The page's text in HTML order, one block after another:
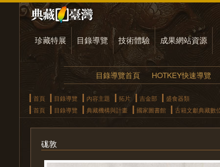
珍藏特展 目錄導覽 技術體驗 成果網站資源
目錄導覽首頁 HOTKEY快速導覽
首頁 目錄導覽 內容主題 拓片 吉金部
盛食器類
首頁
目錄導覽 典藏機構與計畫 國家圖書館 古籍文獻典藏數
硥敦